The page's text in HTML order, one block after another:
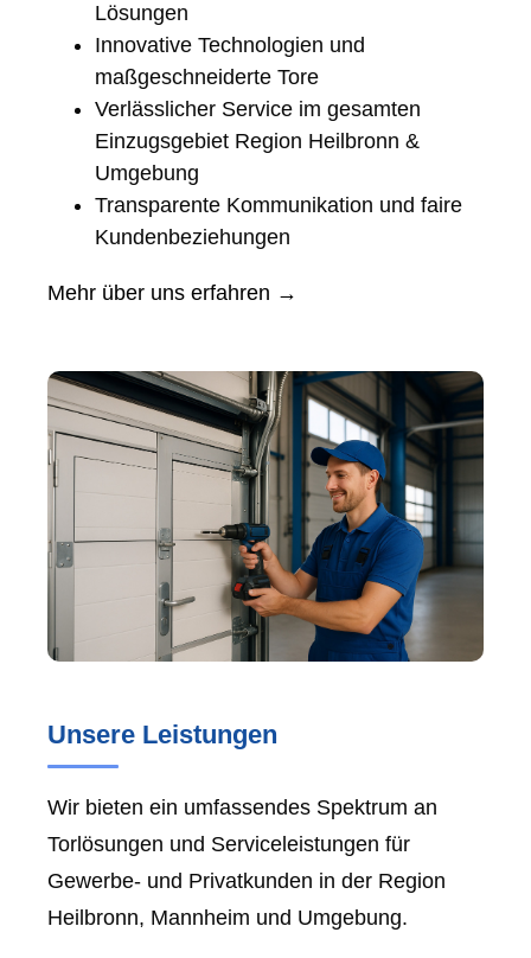
Lösungen
Innovative Technologien und
maßgeschneiderte Tore
Verlässlicher Service im gesamten
Einzugsgebiet Region Heilbronn &
Umgebung
Transparente Kommunikation und faire
Kundenbeziehungen
Mehr über uns erfahren →
Unsere Leistungen
Wir bieten ein umfassendes Spektrum an
Torlösungen und Serviceleistungen für
Gewerbe- und Privatkunden in der Region
Heilbronn, Mannheim und Umgebung.